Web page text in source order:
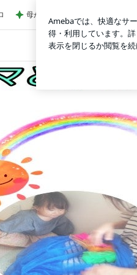
神井公園リトミック教室『
母が無言で検品した茹でた海老